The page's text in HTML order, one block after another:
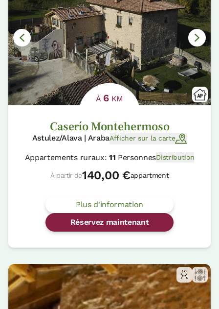
À 6 KM
Caserío Montehermoso
Astulez/Alava | ArabaAfficher sur la carte
Appartements ruraux: 11 PersonnesDistribution
À partir de140,00 €appartment
Plus d'information
Réservez maintenant